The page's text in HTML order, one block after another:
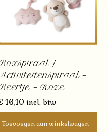
/
–
– Roze
16,10 incl. btw
Toevoegen aan winkelwagen